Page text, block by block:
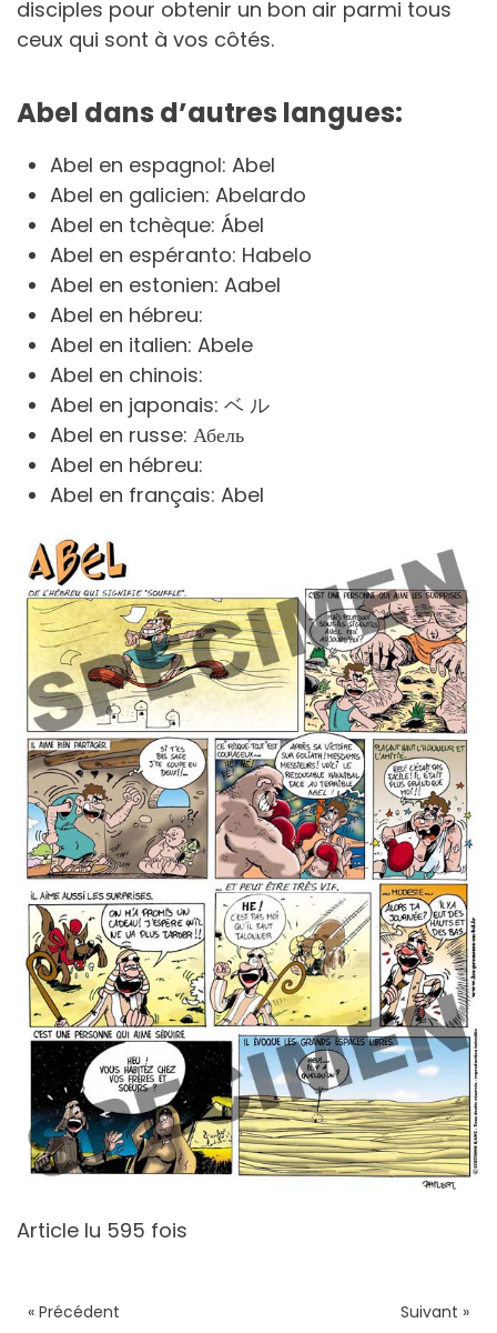
disciples pour obtenir un bon air parmi tous
ceux qui sont à vos côtés.
Abel dans d’autres langues:
Abel en espagnol: Abel
Abel en galicien: Abelardo
Abel en tchèque: Ábel
Abel en espéranto: Habelo
Abel en estonien: Aabel
Abel en hébreu:
Abel en italien: Abele
Abel en chinois:
Abel en japonais: ベ ル
Abel en russe: Абель
Abel en hébreu:
Abel en français: Abel
Article lu 595 fois
« Précédent Suivant »